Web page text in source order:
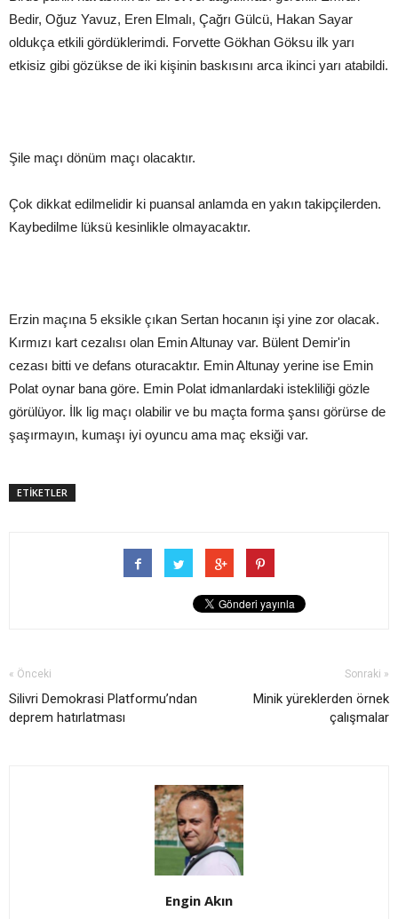
Bedir, Oğuz Yavuz, Eren Elmalı, Çağrı Gülcü, Hakan Sayar
oldukça etkili gördüklerimdi. Forvette Gökhan Göksu ilk yarı
etkisiz gibi gözükse de iki kişinin baskısını arca ikinci yarı atabildi.
Şile maçı dönüm maçı olacaktır.
Çok dikkat edilmelidir ki puansal anlamda en yakın takipçilerden.
Kaybedilme lüksü kesinlikle olmayacaktır.
Erzin maçına 5 eksikle çıkan Sertan hocanın işi yine zor olacak.
Kırmızı kart cezalısı olan Emin Altunay var. Bülent Demir'in
cezası bitti ve defans oturacaktır. Emin Altunay yerine ise Emin
Polat oynar bana göre. Emin Polat idmanlardaki istekliliği gözle
görülüyor. İlk lig maçı olabilir ve bu maçta forma şansı görürse de
şaşırmayın, kumaşı iyi oyuncu ama maç eksiği var.
ETİKETLER
« Önceki
Silivri Demokrasi Platformu’ndan
deprem hatırlatması
Sonraki »
Minik yüreklerden örnek
çalışmalar
Engin Akın